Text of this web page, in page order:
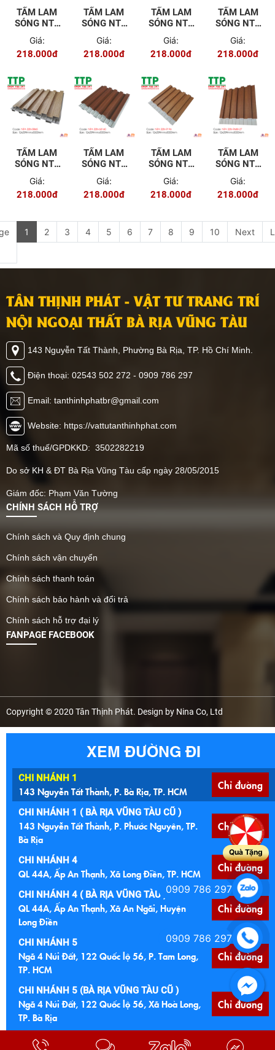
TẤM LAM
SÓNG NTA
Giá:
218.000đ
TẤM LAM
SÓNG NTA
Giá:
218.000đ
TẤM LAM
SÓNG NTA
S89072
Giá:
218.000đ
TẤM LAM
SÓNG NTA
Giá:
218.000đ
TẤM LAM
SÓNG NTA
5SN-8845
Giá:
218.000đ
TẤM LAM
SÓNG NTA
5SN-60160
Giá:
218.000đ
TẤM LAM
SÓNG NTA
5SN-9196
Giá:
218.000đ
TẤM LAM
SÓNG NTA
5SN-9688-
27
Giá:
218.000đ
1 2 3 4 5 6 7 8 9 10 Next
TÂN THỊNH PHÁT - VẬT TƯ TRANG TRÍ
NỘI NGOẠI THẤT BÀ RỊA VŨNG TÀU
143 Nguyễn Tất Thành, Phường Bà Rịa, TP. Hồ Chí Minh.
Điện thoại: 02543 502 272 - 0909 786 297
Email: tanthinhphatbr@gmail.com
Website: https://vattutanthinhphat.com
Mã số thuế/GPDKKD: 3502282219
Do sở KH & ĐT Bà Rịa Vũng Tàu cấp ngày 28/05/2015
Giám đốc: Phạm Văn Tường
CHÍNH SÁCH HỖ TRỢ
Chính sách và Quy định chung
Chính sách vận chuyển
Chính sách thanh toán
Chính sách bảo hành và đổi trả
Chính sách hỗ trợ đại lý
FANPAGE FACEBOOK
Copyright © 2020 Tân Thịnh Phát. Design by Nina Co, Ltd
XEM ĐƯỜNG ĐI
CHI NHÁNH 1
143 Nguyễn Tất Thành, P. Bà Rịa, TP. HCM Chỉ đường
CHI NHÁNH 1 ( BÀ RỊA VŨNG TÀU CŨ )
143 Nguyễn Tất Thành, P. Phước Nguyên, TP.
Bà Rịa
Chỉ đường
CHI NHÁNH 4
QL 44A, Ấp An Thạnh, Xã Long Điền, TP. HCM Chỉ đường
CHI NHÁNH 4 ( BÀ RỊA VŨNG TÀU )
QL 44A, Ấp An Thạnh, Xã An Ngãi, Huyện
Long Điền
Chỉ đường
CHI NHÁNH 5
Ngã 4 Núi Đất, 122 Quốc lộ 56, P. Tam Long,
TP. HCM
Chỉ đường
CHI NHÁNH 5 (BÀ RỊA VŨNG TÀU CŨ )
Ngã 4 Núi Đất, 122 Quốc lộ 56, Xã Hoà Long,
TP. Bà Rịa
Chỉ đường
CHI NHÁNH 6 Chỉ đường
Quà Tặng
0909 786 297
0909 786 297